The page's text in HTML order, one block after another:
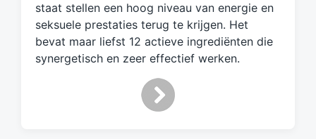
staat stellen een hoog niveau van energie en
seksuele prestaties terug te krijgen. Het
bevat maar liefst 12 actieve ingrediënten die
synergetisch en zeer effectief werken.